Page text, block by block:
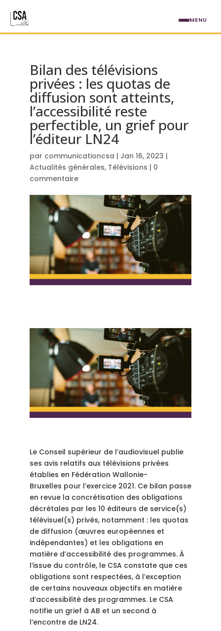
Bilan des télévisions
privées : les quotas de
diffusion sont atteints,
l’accessibilité reste
perfectible, un grief pour
l’éditeur LN24
par communicationcsa | Jan 16, 2023 |
Actualités générales, Télévisions | 0
commentaire
Le Conseil supérieur de l’audiovisuel publie
ses avis relatifs aux télévisions privées
établies en Fédération Wallonie-
Bruxelles pour l’exercice 2021. Ce bilan passe
en revue la concrétisation des obligations
décrétales par les 10 éditeurs de service(s)
télévisuel(s) privés, notamment : les quotas
de diffusion (œuvres européennes et
indépendantes) et les obligations en
matière d’accessibilité des programmes. À
l’issue du contrôle, le CSA constate que ces
obligations sont respectées, à l’exception
de certains nouveaux objectifs en matière
d’accessibilité des programmes. Le CSA
notifie un grief à AB et un second à
l’encontre de LN24.
MENU